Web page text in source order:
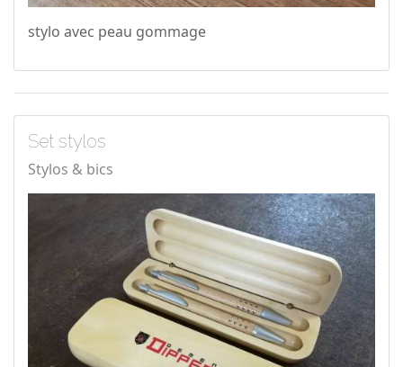
stylo avec peau gommage
Set stylos
Stylos & bics